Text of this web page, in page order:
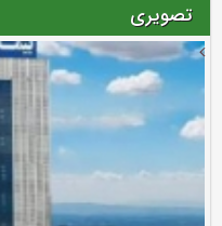
تصویری